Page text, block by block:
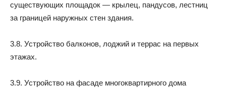
существующих площадок — крылец, пандусов, лестниц
за границей наружных стен здания.
3.8. Устройство балконов, лоджий и террас на первых
этажах.
3.9. Устройство на фасаде многоквартирного дома